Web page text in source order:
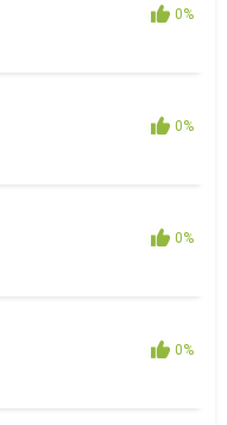
0%
0%
0%
0%